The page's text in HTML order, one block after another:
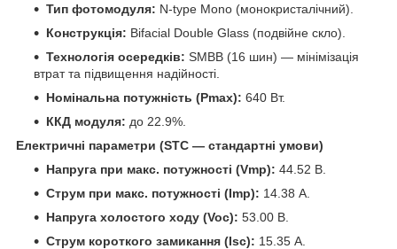
Тип фотомодуля: N-type Mono (монокристалічний).
Конструкція: Bifacial Double Glass (подвійне скло).
Технологія осередків: SMBB (16 шин) — мінімізація
втрат та підвищення надійності.
Номінальна потужність (Pmax): 640 Вт.
ККД модуля: до 22.9%.
Електричні параметри (STC — стандартні умови)
Напруга при макс. потужності (Vmp): 44.52 В.
Струм при макс. потужності (Imp): 14.38 А.
Напруга холостого ходу (Voc): 53.00 В.
Струм короткого замикання (Isc): 15.35 А.